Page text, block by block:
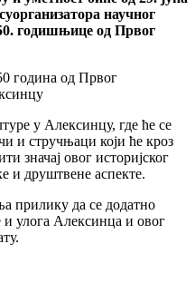
научног
годишњице од Првог
у Алексинцу, где ће се
и стручњаци који ће кроз
значај овог историјског
и друштвене аспекте.
прилику да се додатно
и улога Алексинца и овог